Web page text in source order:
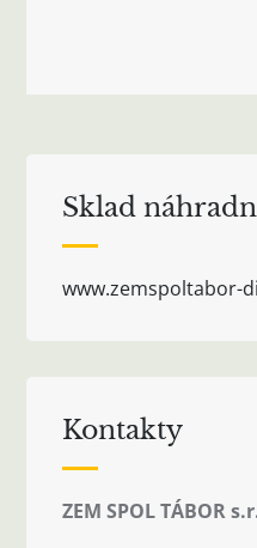
Sklad
www.zemspoltabor-
Kontakty
ZEM SPOL TÁBOR